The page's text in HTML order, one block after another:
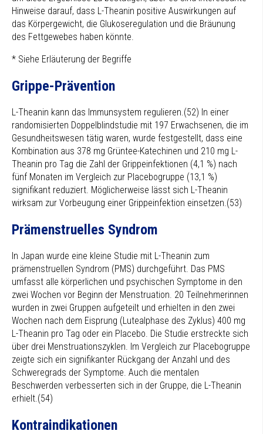
Hinweise darauf, dass L-Theanin positive Auswirkungen auf
das Körpergewicht, die Glukoseregulation und die Bräunung
des Fettgewebes haben könnte.
* Siehe Erläuterung der Begriffe
Grippe-Prävention
L-Theanin kann das Immunsystem regulieren.(52) In einer
randomisierten Doppelblindstudie mit 197 Erwachsenen, die im
Gesundheitswesen tätig waren, wurde festgestellt, dass eine
Kombination aus 378 mg Grüntee-Katechinen und 210 mg L-
Theanin pro Tag die Zahl der Grippeinfektionen (4,1 %) nach
fünf Monaten im Vergleich zur Placebogruppe (13,1 %)
signifikant reduziert. Möglicherweise lässt sich L-Theanin
wirksam zur Vorbeugung einer Grippeinfektion einsetzen.(53)
Prämenstruelles Syndrom
In Japan wurde eine kleine Studie mit L-Theanin zum
prämenstruellen Syndrom (PMS) durchgeführt. Das PMS
umfasst alle körperlichen und psychischen Symptome in den
zwei Wochen vor Beginn der Menstruation. 20 Teilnehmerinnen
wurden in zwei Gruppen aufgeteilt und erhielten in den zwei
Wochen nach dem Eisprung (Lutealphase des Zyklus) 400 mg
L-Theanin pro Tag oder ein Placebo. Die Studie erstreckte sich
über drei Menstruationszyklen. Im Vergleich zur Placebogruppe
zeigte sich ein signifikanter Rückgang der Anzahl und des
Schweregrads der Symptome. Auch die mentalen
Beschwerden verbesserten sich in der Gruppe, die L-Theanin
erhielt.(54)
Kontraindikationen